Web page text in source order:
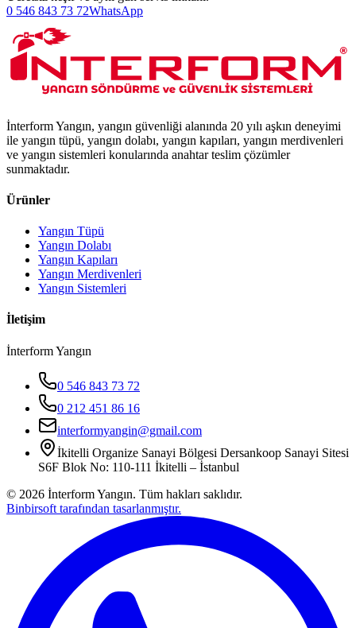
0 546 843 73 72WhatsApp
İnterform Yangın, yangın güvenliği alanında 20 yılı aşkın deneyimi
ile yangın tüpü, yangın dolabı, yangın kapıları, yangın merdivenleri
ve yangın sistemleri konularında anahtar teslim çözümler
sunmaktadır.
Ürünler
Yangın Tüpü
Yangın Dolabı
Yangın Kapıları
Yangın Merdivenleri
Yangın Sistemleri
İletişim
İnterform Yangın
0 546 843 73 72
0 212 451 86 16
interformyangin@gmail.com
İkitelli Organize Sanayi Bölgesi Dersankoop Sanayi Sitesi
S6F Blok No: 110-111 İkitelli – İstanbul
© 2026 İnterform Yangın. Tüm hakları saklıdır.
Binbirsoft tarafından tasarlanmıştır.